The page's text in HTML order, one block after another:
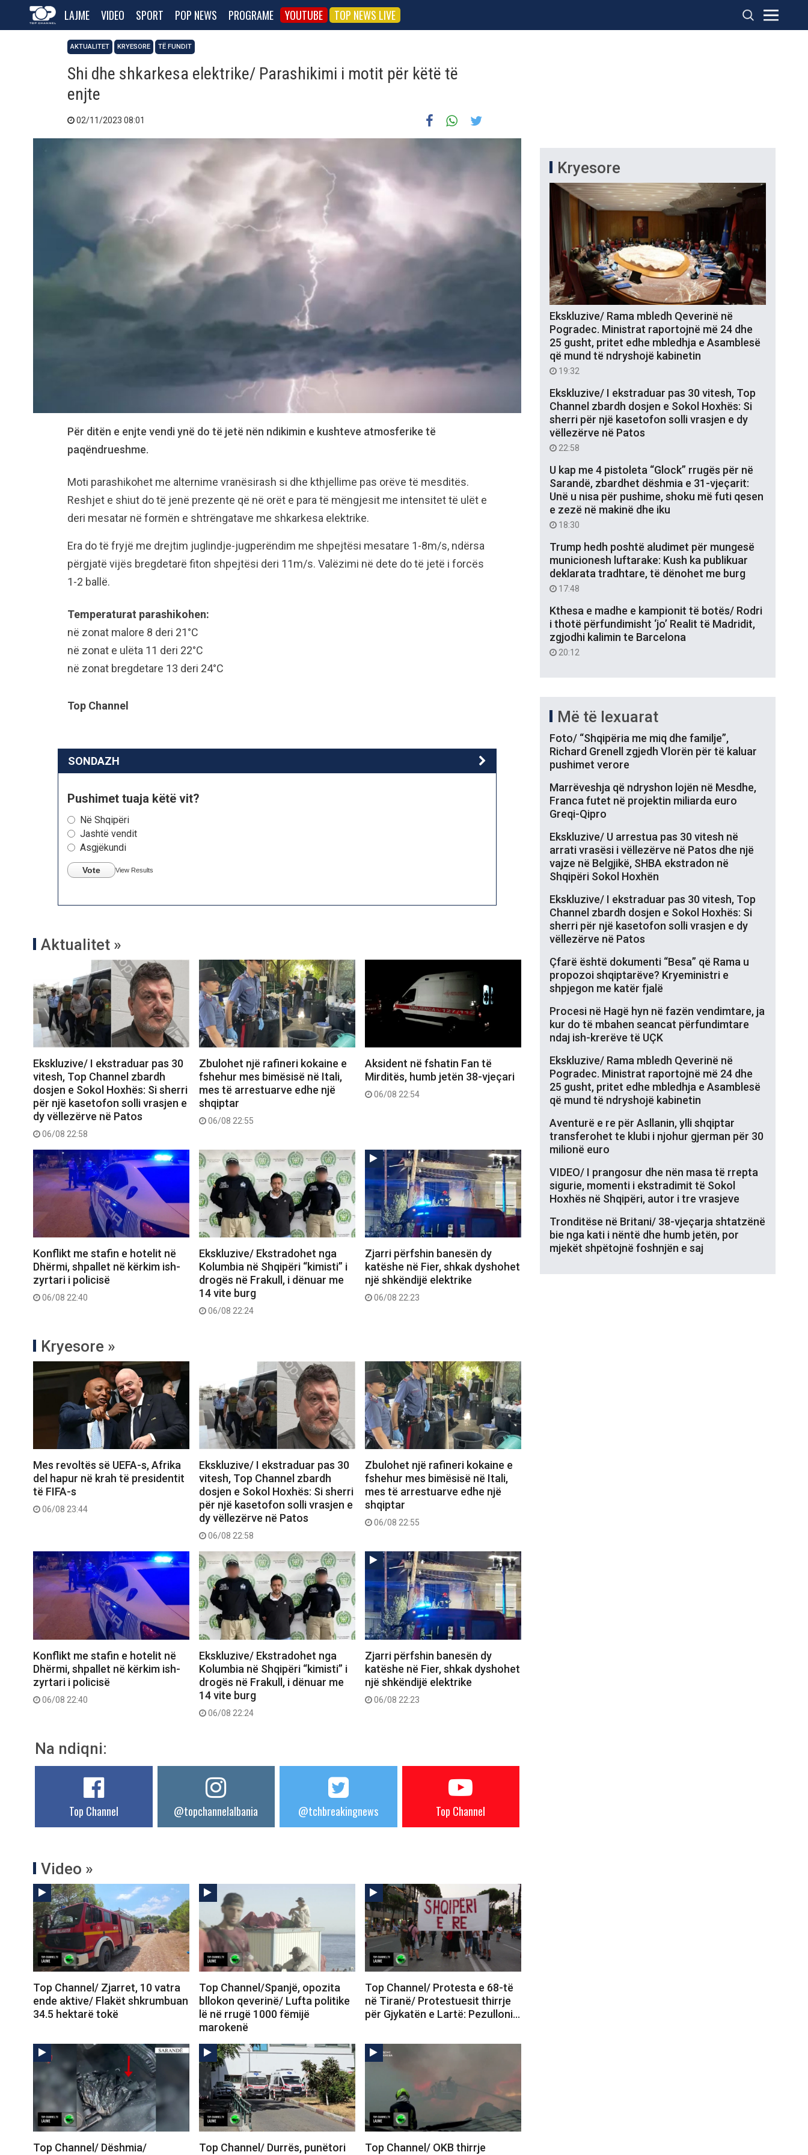
LAJME VIDEO SPORT POP NEWS PROGRAME YOUTUBE TOP NEWS LIVE
AKTUALITET KRYESORE TË FUNDIT
Shi dhe shkarkesa elektrike/ Parashikimi i motit për këtë të
enjte
02/11/2023 08:01
Për ditën e enjte vendi ynë do të jetë nën ndikimin e kushteve atmosferike të
paqëndrueshme.
Moti parashikohet me alternime vranësirash si dhe kthjellime pas orëve të mesditës.
Reshjet e shiut do të jenë prezente që në orët e para të mëngjesit me intensitet të ulët e
deri mesatar në formën e shtrëngatave me shkarkesa elektrike.
Era do të fryjë me drejtim juglindje-jugperëndim me shpejtësi mesatare 1-8m/s, ndërsa
përgjatë vijës bregdetarë fiton shpejtësi deri 11m/s. Valëzimi në dete do të jetë i forcës
1-2 ballë.
Temperaturat parashikohen:
në zonat malore 8 deri 21°C
në zonat e ulëta 11 deri 22°C
në zonat bregdetare 13 deri 24°C
Top Channel
SONDAZH
Pushimet tuaja këtë vit?
Në Shqipëri
Jashtë vendit
Asgjëkundi
Vote View Results
Aktualitet »
Ekskluzive/ I ekstraduar pas 30
vitesh, Top Channel zbardh
dosjen e Sokol Hoxhës: Si sherri
për një kasetofon solli vrasjen e
dy vëllezërve në Patos
06/08 22:58
Zbulohet një rafineri kokaine e
fshehur mes bimësisë në Itali,
mes të arrestuarve edhe një
shqiptar
06/08 22:55
Aksident në fshatin Fan të
Mirditës, humb jetën 38-vjeçari
06/08 22:54
Konflikt me stafin e hotelit në
Dhërmi, shpallet në kërkim ish-
zyrtari i policisë
06/08 22:40
Ekskluzive/ Ekstradohet nga
Kolumbia në Shqipëri “kimisti” i
drogës në Frakull, i dënuar me
14 vite burg
06/08 22:24
Zjarri përfshin banesën dy
katëshe në Fier, shkak dyshohet
një shkëndijë elektrike
06/08 22:23
Kryesore »
Mes revoltës së UEFA-s, Afrika
del hapur në krah të presidentit
të FIFA-s
06/08 23:44
Ekskluzive/ I ekstraduar pas 30
vitesh, Top Channel zbardh
dosjen e Sokol Hoxhës: Si sherri
për një kasetofon solli vrasjen e
dy vëllezërve në Patos
06/08 22:58
Zbulohet një rafineri kokaine e
fshehur mes bimësisë në Itali,
mes të arrestuarve edhe një
shqiptar
06/08 22:55
Konflikt me stafin e hotelit në
Dhërmi, shpallet në kërkim ish-
zyrtari i policisë
06/08 22:40
Ekskluzive/ Ekstradohet nga
Kolumbia në Shqipëri “kimisti” i
drogës në Frakull, i dënuar me
14 vite burg
06/08 22:24
Zjarri përfshin banesën dy
katëshe në Fier, shkak dyshohet
një shkëndijë elektrike
06/08 22:23
Na ndiqni:
Top Channel @topchannelalbania @tchbreakingnews Top Channel
Video »
Top Channel/ Zjarret, 10 vatra
ende aktive/ Flakët shkrumbuan
34.5 hektarë tokë
Top Channel/Spanjë, opozita
bllokon qeverinë/ Lufta politike
lë në rrugë 1000 fëmijë
marokenë
Top Channel/ Protesta e 68-të
në Tiranë/ Protestuesit thirrje
për Gjykatën e Lartë: Pezulloni…
Top Channel/ Dëshmia/
Top Channel/ Durrës, punëtori
Top Channel/ OKB thirrje
Kryesore
Ekskluzive/ Rama mbledh Qeverinë në
Pogradec. Ministrat raportojnë më 24 dhe
25 gusht, pritet edhe mbledhja e Asamblesë
që mund të ndryshojë kabinetin
19:32
Ekskluzive/ I ekstraduar pas 30 vitesh, Top
Channel zbardh dosjen e Sokol Hoxhës: Si
sherri për një kasetofon solli vrasjen e dy
vëllezërve në Patos
22:58
U kap me 4 pistoleta “Glock” rrugës për në
Sarandë, zbardhet dëshmia e 31-vjeçarit:
Unë u nisa për pushime, shoku më futi qesen
e zezë në makinë dhe iku
18:30
Trump hedh poshtë aludimet për mungesë
municionesh luftarake: Kush ka publikuar
deklarata tradhtare, të dënohet me burg
17:48
Kthesa e madhe e kampionit të botës/ Rodri
i thotë përfundimisht ‘jo’ Realit të Madridit,
zgjodhi kalimin te Barcelona
20:12
Më të lexuarat
Foto/ “Shqipëria me miq dhe familje”,
Richard Grenell zgjedh Vlorën për të kaluar
pushimet verore
Marrëveshja që ndryshon lojën në Mesdhe,
Franca futet në projektin miliarda euro
Greqi-Qipro
Ekskluzive/ U arrestua pas 30 vitesh në
arrati vrasësi i vëllezërve në Patos dhe një
vajze në Belgjikë, SHBA ekstradon në
Shqipëri Sokol Hoxhën
Ekskluzive/ I ekstraduar pas 30 vitesh, Top
Channel zbardh dosjen e Sokol Hoxhës: Si
sherri për një kasetofon solli vrasjen e dy
vëllezërve në Patos
Çfarë është dokumenti “Besa” që Rama u
propozoi shqiptarëve? Kryeministri e
shpjegon me katër fjalë
Procesi në Hagë hyn në fazën vendimtare, ja
kur do të mbahen seancat përfundimtare
ndaj ish-krerëve të UÇK
Ekskluzive/ Rama mbledh Qeverinë në
Pogradec. Ministrat raportojnë më 24 dhe
25 gusht, pritet edhe mbledhja e Asamblesë
që mund të ndryshojë kabinetin
Aventurë e re për Asllanin, ylli shqiptar
transferohet te klubi i njohur gjerman për 30
milionë euro
VIDEO/ I prangosur dhe nën masa të rrepta
sigurie, momenti i ekstradimit të Sokol
Hoxhës në Shqipëri, autor i tre vrasjeve
Tronditëse në Britani/ 38-vjeçarja shtatzënë
bie nga kati i nëntë dhe humb jetën, por
mjekët shpëtojnë foshnjën e saj